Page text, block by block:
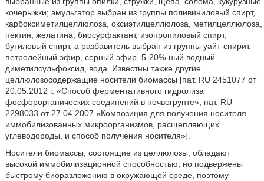
кочерыжки; эмульгатор выбран из группы поливиниловый спирт,
карбоксиметилцеллюлоза, оксиэтилцеллюлоза, метилцеллюлоза,
пектин, желатина, биосурфактант, изопропиловый спирт,
бутиловый спирт, а разбавитель выбран из группы уайт-спирит,
петролейный эфир, серный эфир, 5-20%-ный водный
диметилсульфоксид, вода. Известны также другие
целлюлозосодержащие носители биомассы [пат. RU 2451077 от
20.05.2012 г. «Способ ферментативного гидролиза
фосфорорганических соединений в почвогрунте», пат. RU
2298033 от 27.04.2007 «Композиция для получения носителя
иммобилизованных микроорганизмов, расщепляющих
углеводороды, и способ получения носителя»].
Носители биомассы, состоящие из целлюлозы, обладают
высокой иммобилизационной способностью, но подвержены
быстрому биоразложению в окружающей среде, поэтому